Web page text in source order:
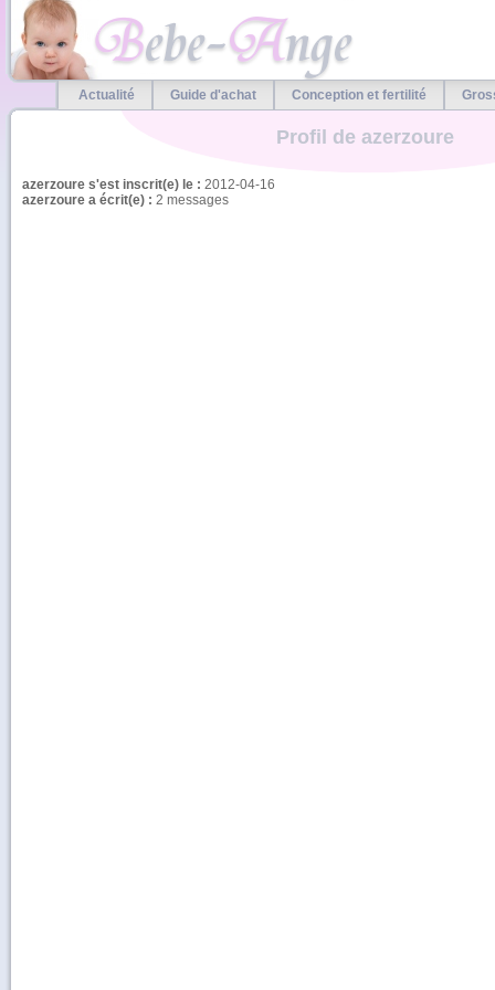
Actualité Guide d'achat Conception et fertilité
Profil de azerzoure
azerzoure s'est inscrit(e) le : 2012-04-16
azerzoure a écrit(e) : 2 messages